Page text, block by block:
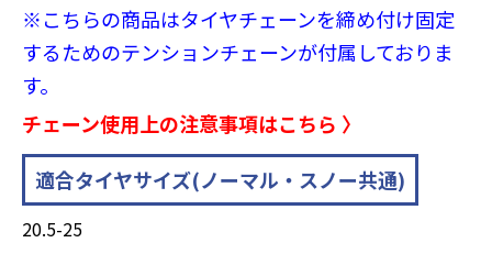
※こちらの商品はタイヤチェーンを締め付け固定
するためのテンションチェーンが付属しておりま
す。
チェーン使用上の注意事項はこちら 〉
適合タイヤサイズ(ノーマル・スノー共通)
20.5-25